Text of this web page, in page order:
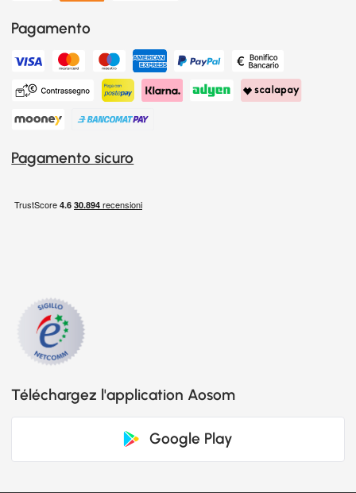
Pagamento
Pagamento sicuro
Téléchargez l'application Aosom
Google Play